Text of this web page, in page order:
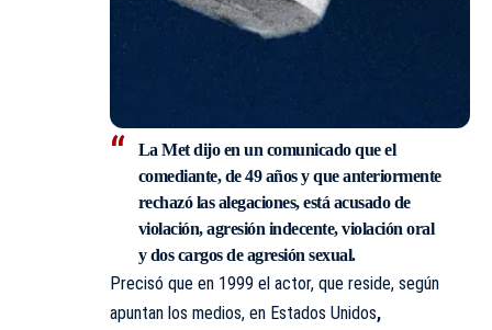
La Met dijo en un comunicado que el
comediante, de 49 años y que anteriormente
rechazó las alegaciones,está acusado de
violación, agresión indecente, violación oral
y dos cargos de agresión sexual.
Precisó que en 1999 el actor, que reside, según
apuntan los medios, en Estados Unidos,